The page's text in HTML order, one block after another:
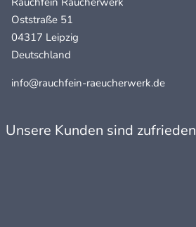
Oststraße 51
04317 Leipzig
Deutschland
info@rauchfein-raeucherwerk.de
Unsere Kunden sind zufrieden